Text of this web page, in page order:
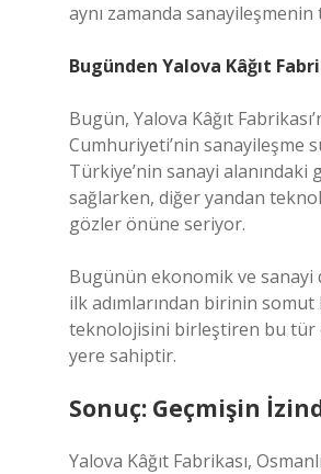
aynı zamanda
Bugünden Yalova Kâğıt
Bugün, Yalova Kâğıt
Cumhuriyeti’nin sanayileşme
Türkiye’nin sanayi
sağlarken, diğer yandan
gözler önüne seriyor.
Bugünün ekonomik ve sanayi
ilk adımlarından birinin
teknolojisini birleştiren bu tür
yere sahiptir.
Sonuç: Geçmişin
Yalova Kâğıt Fabrikası,